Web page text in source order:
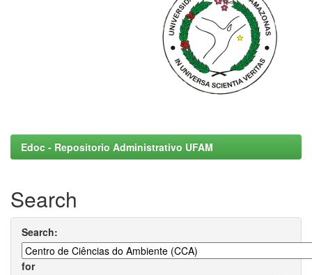
Edoc - Repositorio Administrativo UFAM
Search
Search:
for